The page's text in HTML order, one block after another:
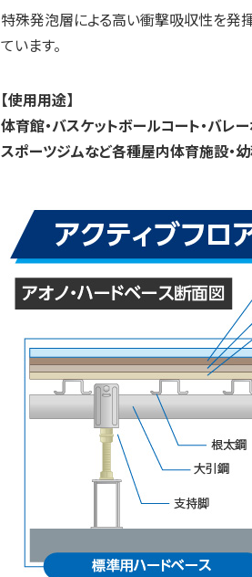
特殊発泡層による高い衝撃吸収性を発
ています。
【使用用途】
体育館・バスケットボールコート・バレ
スポーツジムなど各種屋内体育施設・